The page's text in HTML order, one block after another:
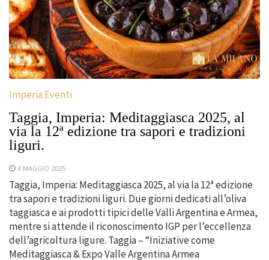
Imperia Eventi
Taggia, Imperia: Meditaggiasca 2025, al
via la 12ª edizione tra sapori e tradizioni
liguri.
4 MAGGIO 2025
Taggia, Imperia: Meditaggiasca 2025, al via la 12ª edizione
tra sapori e tradizioni liguri. Due giorni dedicati all’oliva
taggiasca e ai prodotti tipici delle Valli Argentina e Armea,
mentre si attende il riconoscimento IGP per l’eccellenza
dell’agricoltura ligure. Taggia – “Iniziative come
Meditaggiasca & Expo Valle Argentina Armea